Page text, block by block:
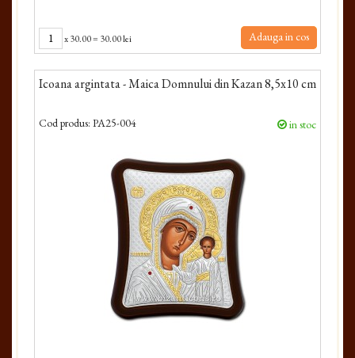
x30.00= 30.00 lei Adauga in cos
Icoana argintata - Maica Domnului din Kazan 8,5x10 cm
Cod produs: PA25-004 in stoc